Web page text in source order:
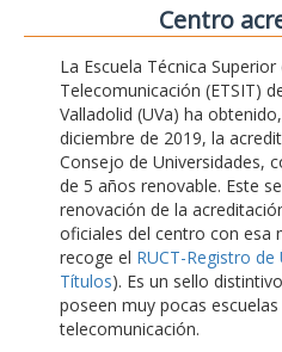
Centro
La Escuela Técnica
Telecomunicación (ETSIT)
Valladolid (UVa) ha
diciembre de 2019, la
Consejo de Universidades,
de 5 años renovable. Este
renovación de la
oficiales del centro con esa
recoge el RUCT-Registro
Títulos). Es un sello
poseen muy pocas
telecomunicación.